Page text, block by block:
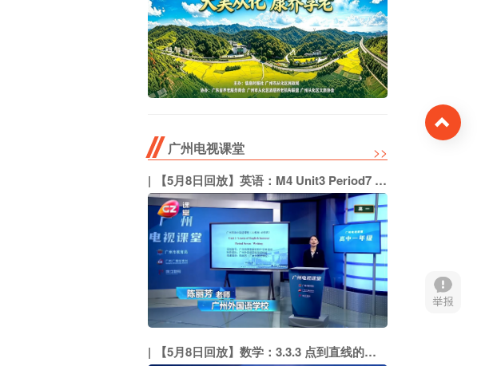
广州电视课堂 >>
【5月8日回放】英语：M4 Unit3 Period7 Writing（广州外国语学校 陈丽芳）
【5月8日回放】数学：3.3.3 点到直线的距离 3.3.4两平行直线间的距离（广州外国语学校 江规华）
Top